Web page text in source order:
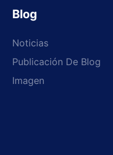
Blog
Noticias
Publicación De Blog
Imagen